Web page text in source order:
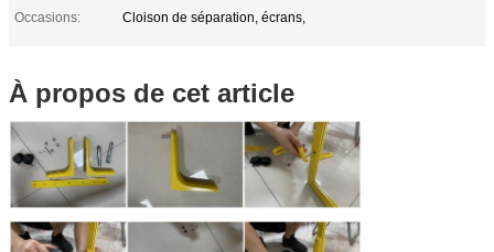
Occasions:
Cloison de séparation, écrans,
À propos de cet article